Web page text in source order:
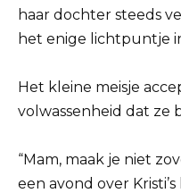
haar dochter steeds
het enige lichtpuntje
Het kleine meisje
volwassenheid dat ze
“Mam, maak je niet
een avond over